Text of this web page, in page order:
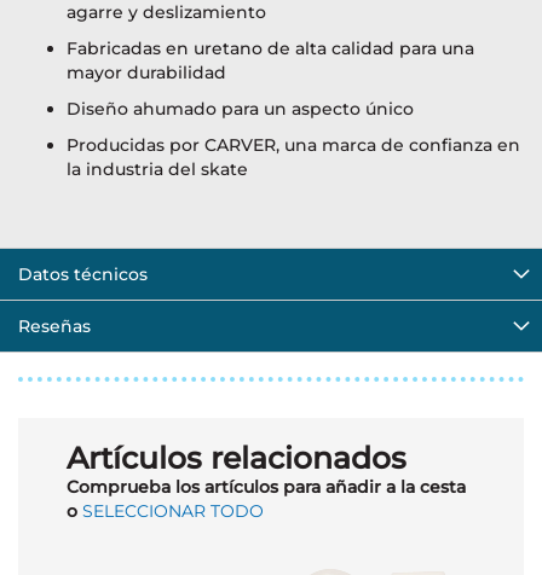
agarre y deslizamiento
Fabricadas en uretano de alta calidad para una
mayor durabilidad
Diseño ahumado para un aspecto único
Producidas por CARVER, una marca de confianza en
la industria del skate
Datos técnicos
Reseñas
Artículos relacionados
Comprueba los artículos para añadir a la cesta
o SELECCIONAR TODO